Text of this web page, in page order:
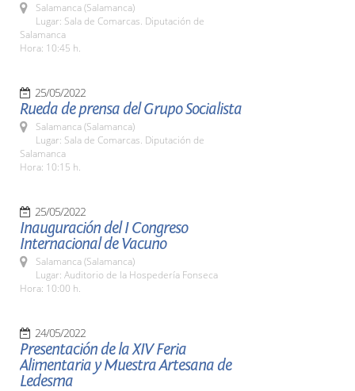
Salamanca (Salamanca)
Lugar: Sala de Comarcas. Diputación de
Salamanca
Hora: 10:45 h.
25/05/2022
Rueda de prensa del Grupo Socialista
Salamanca (Salamanca)
Lugar: Sala de Comarcas. Diputación de
Salamanca
Hora: 10:15 h.
25/05/2022
Inauguración del I Congreso
Internacional de Vacuno
Salamanca (Salamanca)
Lugar: Auditorio de la Hospedería Fonseca
Hora: 10:00 h.
24/05/2022
Presentación de la XIV Feria
Alimentaria y Muestra Artesana de
Ledesma